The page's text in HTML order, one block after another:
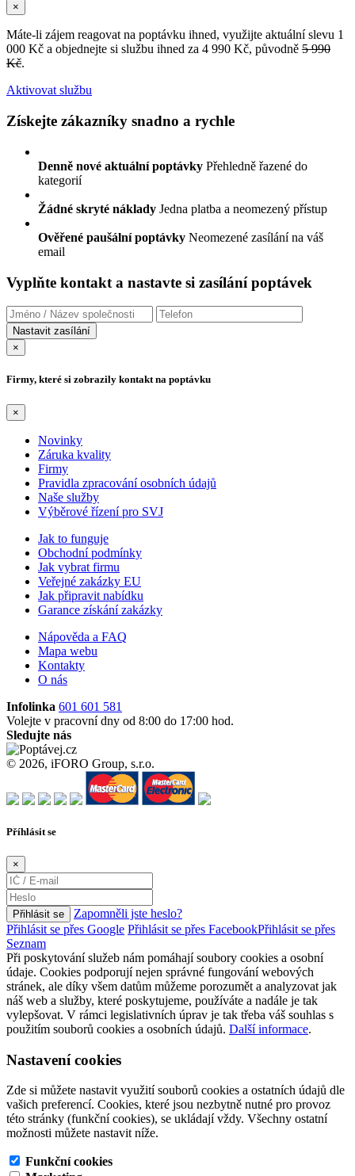
×
Máte-li zájem reagovat na poptávku ihned, využijte aktuální slevu 1
000 Kč a objednejte si službu ihned za 4 990 Kč, původně 5 990
Kč.
Aktivovat službu
Získejte zákazníky snadno a rychle
Denně nové aktuální poptávky Přehledně řazené do
kategorií
Žádné skryté náklady Jedna platba a neomezený přístup
Ověřené paušální poptávky Neomezené zasílání na váš
email
Vyplňte kontakt a nastavte si zasílání poptávek
×
Firmy, které si zobrazily kontakt na poptávku
×
Novinky
Záruka kvality
Firmy
Pravidla zpracování osobních údajů
Naše služby
Výběrové řízení pro SVJ
Jak to funguje
Obchodní podmínky
Jak vybrat firmu
Veřejné zakázky EU
Jak připravit nabídku
Garance získání zakázky
Nápověda a FAQ
Mapa webu
Kontakty
O nás
Infolinka 601 601 581
Volejte v pracovní dny od 8:00 do 17:00 hod.
Sledujte nás
© 2026, iFORO Group, s.r.o.
Příhlásit se
×
Přihlásit se
Zapomněli jste heslo?
Přihlásit se přes Google Přihlásit se přes FacebookPřihlásit se přes
Seznam
Při poskytování služeb nám pomáhají soubory cookies a osobní
údaje. Cookies podporují nejen správné fungování webových
stránek, ale díky všem datům můžeme porozumět a analyzovat jak
náš web a služby, které poskytujeme, používáte a nadále je tak
vylepšovat. V rámci legislativních úprav je tak třeba váš souhlas s
použitím souborů cookies a osobních údajů. Další informace.
Nastavení cookies
Zde si můžete nastavit využití souborů cookies a ostatních údajů dle
vašich preferencí. Cookies, které jsou nezbytně nutné pro provoz
této stránky (funkční cookies), se ukládají vždy. Všechny ostatní
možnosti můžete nastavit níže.
Funkční cookies